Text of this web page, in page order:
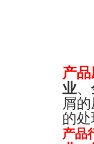
产
业、
屑
的
产品